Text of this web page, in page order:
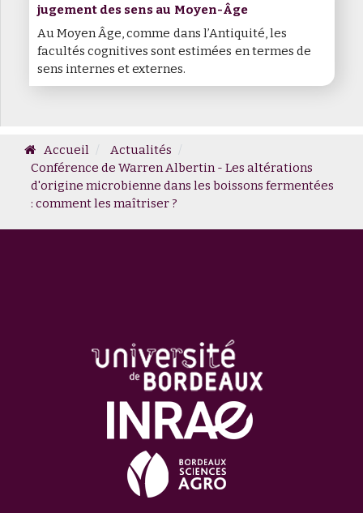
jugement des sens au Moyen-Âge
Au Moyen Âge, comme dans l’Antiquité, les
facultés cognitives sont estimées en termes de
sens internes et externes.
Accueil
Actualités
Conférence de Warren Albertin - Les altérations
d'origine microbienne dans les boissons fermentées
: comment les maîtriser ?